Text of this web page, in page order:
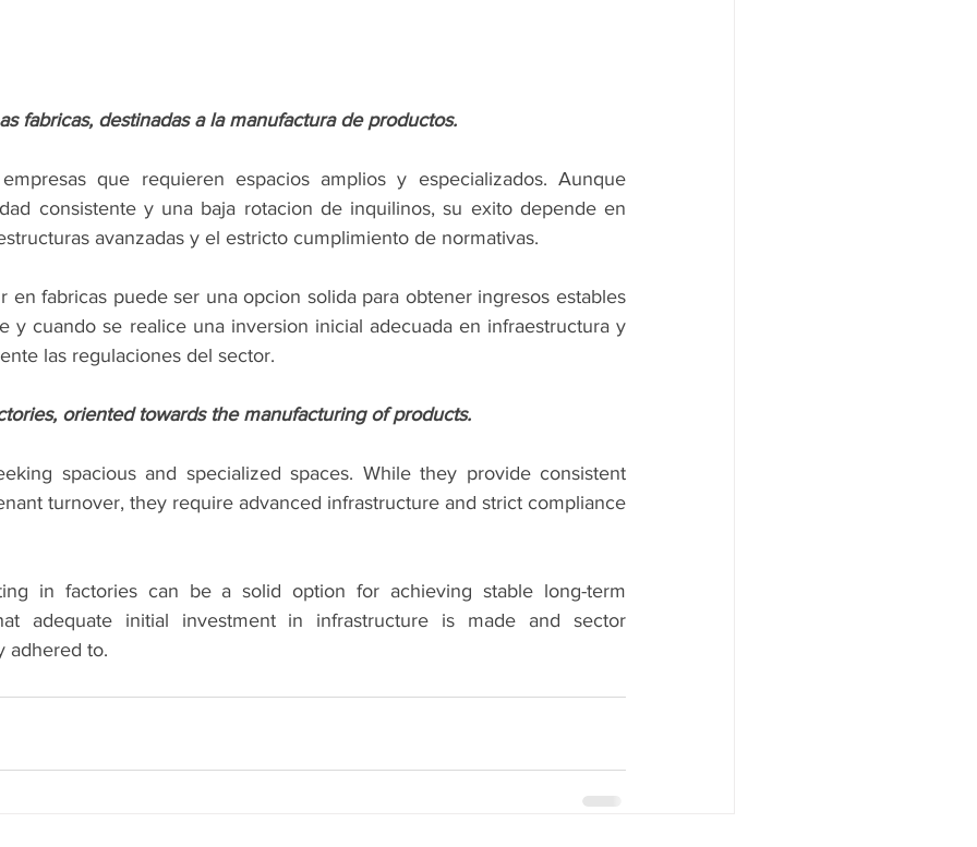
fabricas, destinadas a la manufactura de productos.
que requieren espacios amplios y especializados. Aunque
consistente y una baja rotacion de inquilinos, su exito depende en
avanzadas y el estricto cumplimiento de normativas.
en fabricas puede ser una opcion solida para obtener ingresos estables
y cuando se realice una inversion inicial adecuada en infraestructura y
las regulaciones del sector.
oriented towards the manufacturing of products.
spacious and specialized spaces. While they provide consistent
turnover, they require advanced infrastructure and strict compliance
in factories can be a solid option for achieving stable long-term
adequate initial investment in infrastructure is made and sector
adhered to.